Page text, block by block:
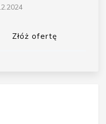
Złóż ofertę